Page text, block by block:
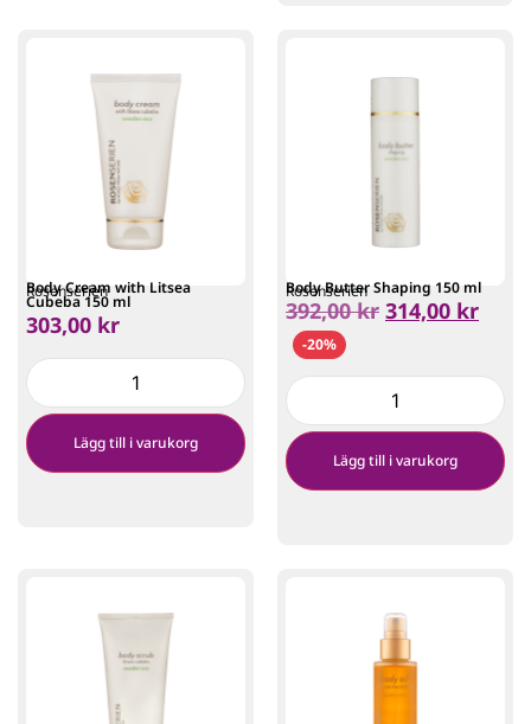
Rosenserien
Body Cream with Litsea
Cubeba 150 ml
303,00 kr
Lägg till i varukorg
Rosenserien
Body Butter Shaping 150 ml
392,00kr 314,00 kr
-20%
Lägg till i varukorg